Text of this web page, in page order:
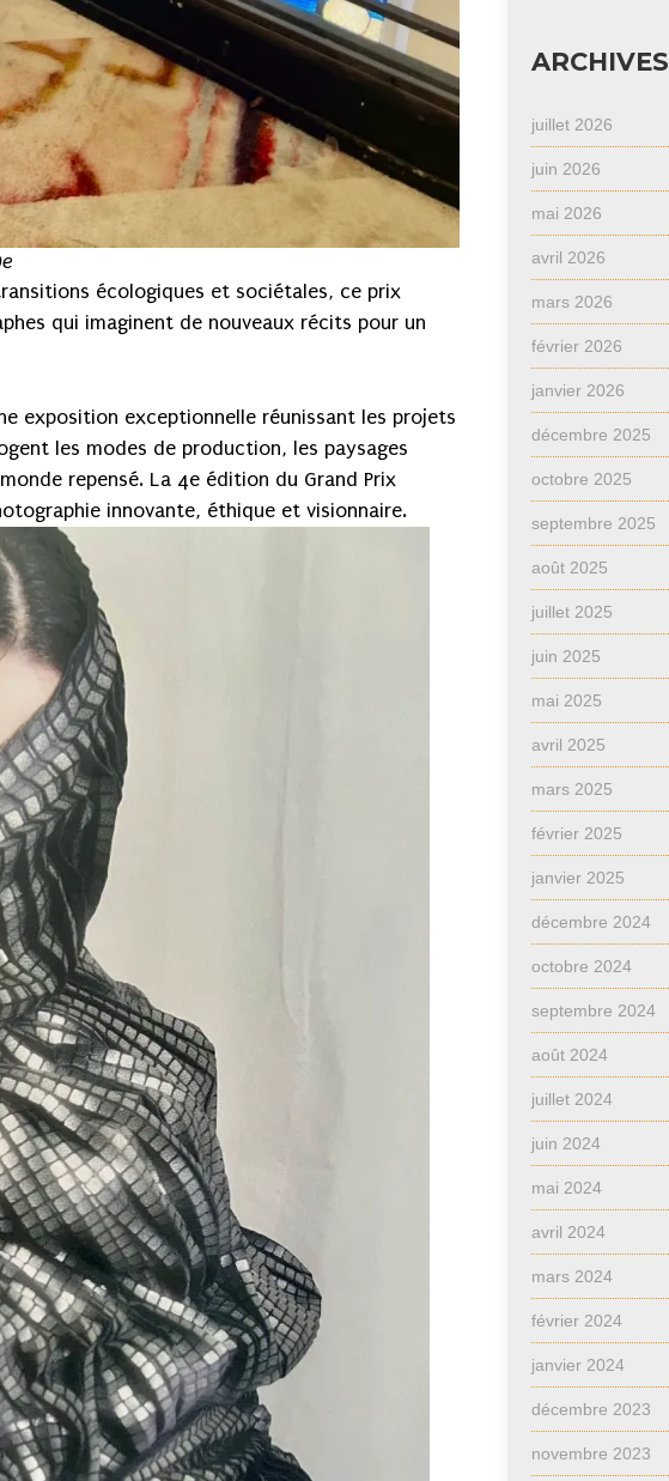
écologiques et sociétales, ce prix
qui imaginent de nouveaux récits pour un
exposition exceptionnelle réunissant les projets
les modes de production, les paysages
repensé. La 4e édition du Grand Prix
innovante, éthique et visionnaire.
ARCHIVES
juillet 2026
juin 2026
mai 2026
avril 2026
mars 2026
février 2026
janvier 2026
décembre 2025
octobre 2025
septembre 2025
août 2025
juillet 2025
juin 2025
mai 2025
avril 2025
mars 2025
février 2025
janvier 2025
décembre 2024
octobre 2024
septembre 2024
août 2024
juillet 2024
juin 2024
mai 2024
avril 2024
mars 2024
février 2024
janvier 2024
décembre 2023
novembre 2023